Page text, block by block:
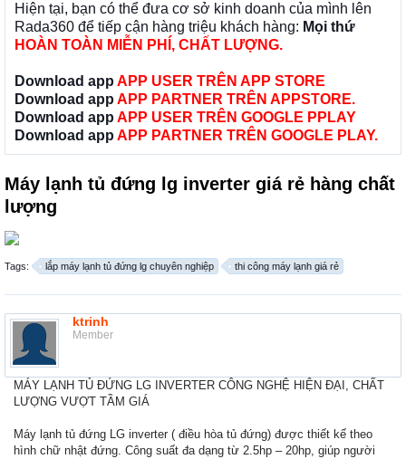
Hiện tại, bạn có thể đưa cơ sở kinh doanh của mình lên
Rada360 để tiếp cận hàng triệu khách hàng: Mọi thứ
HOÀN TOÀN MIỄN PHÍ, CHẤT LƯỢNG.
Download app APP USER TRÊN APP STORE
Download app APP PARTNER TRÊN APPSTORE.
Download app APP USER TRÊN GOOGLE PPLAY
Download app APP PARTNER TRÊN GOOGLE PLAY.
Máy lạnh tủ đứng lg inverter giá rẻ hàng chất
lượng
Tags: lắp máy lạnh tủ đứng lg chuyên nghiệp thi công máy lạnh giá rẻ
ktrinh
Member
MÁY LẠNH TỦ ĐỨNG LG INVERTER CÔNG NGHỆ HIỆN ĐẠI, CHẤT
LƯỢNG VƯỢT TẦM GIÁ
Máy lạnh tủ đứng LG inverter ( điều hòa tủ đứng) được thiết kế theo
hình chữ nhật đứng. Công suất đa dạng từ 2.5hp – 20hp, giúp người